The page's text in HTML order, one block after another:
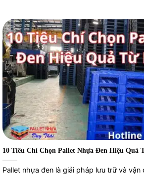
10 Tiêu Chí Chọn Pallet Nhựa Đen Hiệu Quả
Pallet nhựa đen là giải pháp lưu trữ và